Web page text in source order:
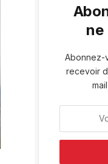
ne
Abonnez-
recevoir